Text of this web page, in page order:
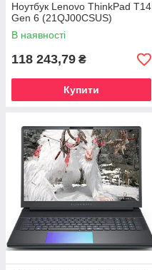
Ноутбук Lenovo ThinkPad T14
Gen 6 (21QJ00CSUS)
В наявності
118 243,79 ₴
Купити